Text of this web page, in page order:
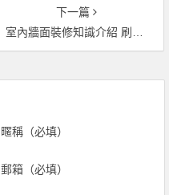
下一篇
室內牆面裝修知識介紹 刷漆還是貼壁紙比比就知道
暱稱（必填）
郵箱（必填）